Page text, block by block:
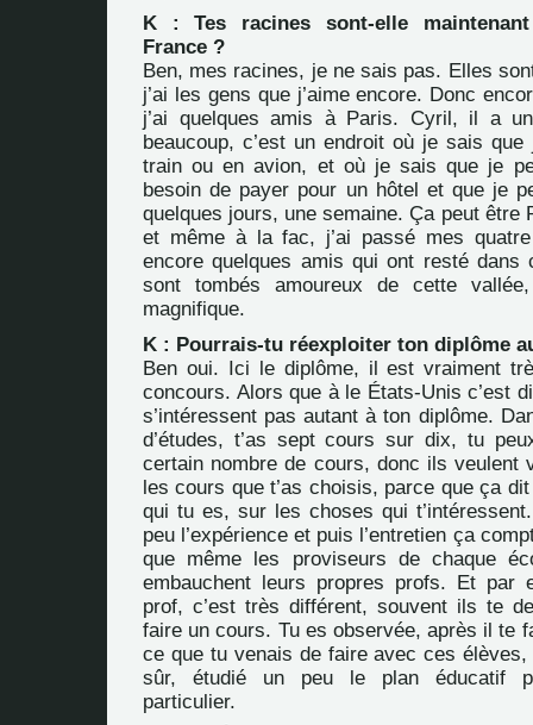
K : Tes racines sont-elle
France ?
Ben, mes racines, je ne sais pas. Elles
j’ai les gens que j’aime encore. Donc
j’ai quelques amis à Paris. Cyril, il a
beaucoup, c’est un endroit où je sais
train ou en avion, et où je sais que je
besoin de payer pour un hôtel et que je
quelques jours, une semaine. Ça peut être
et même à la fac, j’ai passé mes
encore quelques amis qui ont resté dans
sont tombés amoureux de cette
magnifique.
K : Pourrais-tu réexploiter ton diplôme
Ben oui. Ici le diplôme, il est vraiment
concours. Alors que à le États-Unis c’est
s’intéressent pas autant à ton diplôme.
d’études, t’as sept cours sur dix, tu
certain nombre de cours, donc ils veulent
les cours que t’as choisis, parce que ça
qui tu es, sur les choses qui
peu l’expérience et puis l’entretien ça
que même les proviseurs de chaque
embauchent leurs propres profs. Et par
prof, c’est très différent, souvent ils te
faire un cours. Tu es observée, après il te
ce que tu venais de faire avec ces élèves,
sûr, étudié un peu le plan éducatif
particulier.